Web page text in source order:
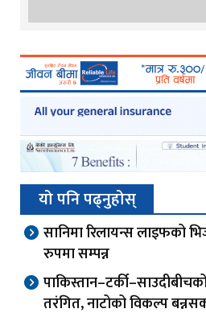
यो पनि पढ्नुहोस्
सानिमा रिलायन्स लाइफको
रुपमा सम्पन्न
तरंगित, नाटोको विकल्प